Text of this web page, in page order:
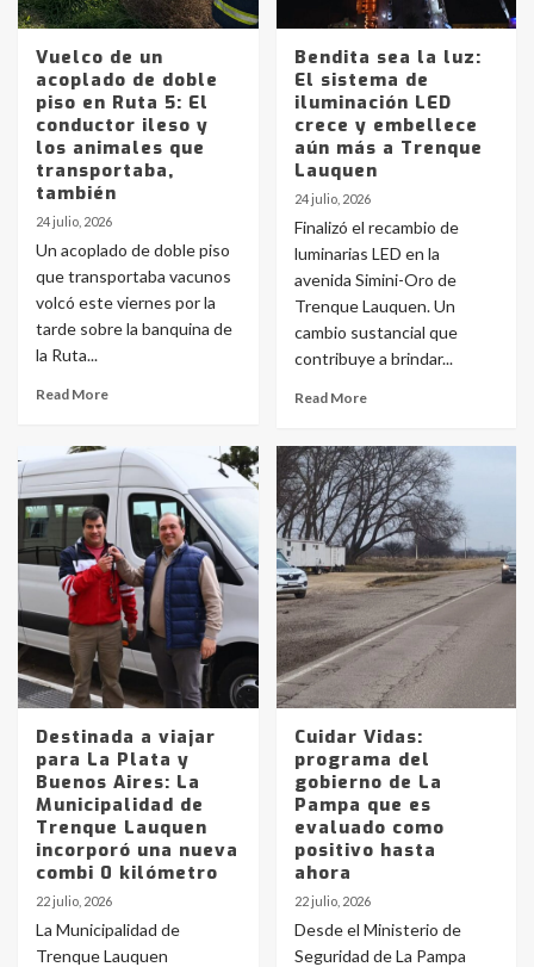
Vuelco de un
acoplado de doble
piso en Ruta 5: El
conductor ileso y
los animales que
transportaba,
también
24 julio, 2026
Un acoplado de doble piso
que transportaba vacunos
volcó este viernes por la
tarde sobre la banquina de
la Ruta...
Read More
Bendita sea la luz:
El sistema de
iluminación LED
crece y embellece
aún más a Trenque
Lauquen
24 julio, 2026
Finalizó el recambio de
luminarias LED en la
avenida Simini-Oro de
Trenque Lauquen. Un
cambio sustancial que
contribuye a brindar...
Read More
Destinada a viajar
para La Plata y
Buenos Aires: La
Municipalidad de
Trenque Lauquen
incorporó una nueva
combi 0 kilómetro
22 julio, 2026
La Municipalidad de
Trenque Lauquen
Cuidar Vidas:
programa del
gobierno de La
Pampa que es
evaluado como
positivo hasta
ahora
22 julio, 2026
Desde el Ministerio de
Seguridad de La Pampa